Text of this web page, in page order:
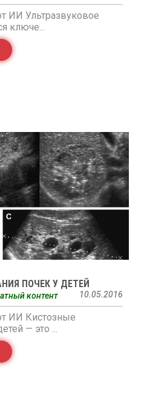
ИИ Ультразвуковое
ключе...
ПОЧЕК У ДЕТЕЙ
10.05.2016
контент
ИИ Кистозные
— это ...